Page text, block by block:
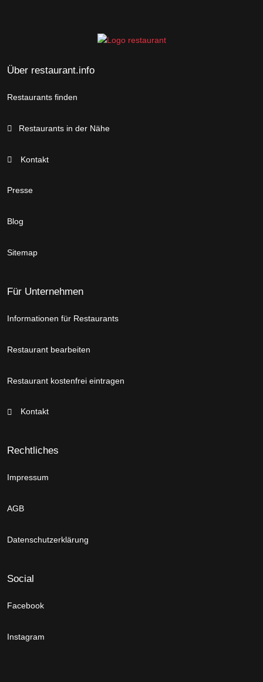
Über restaurant.info
Restaurants finden
Restaurants in der Nähe
Kontakt
Presse
Blog
Sitemap
Für Unternehmen
Informationen für Restaurants
Restaurant bearbeiten
Restaurant kostenfrei eintragen
Kontakt
Rechtliches
Impressum
AGB
Datenschutzerklärung
Social
Facebook
Instagram